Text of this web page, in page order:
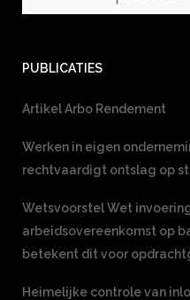
PUBLICATIES
Artikel Arbo Rendement
Werken in eigen
rechtvaardigt ontslag op
Wetsvoorstel Wet
arbeidsovereenkomst op
betekent dit voor
Heimelijke controle van